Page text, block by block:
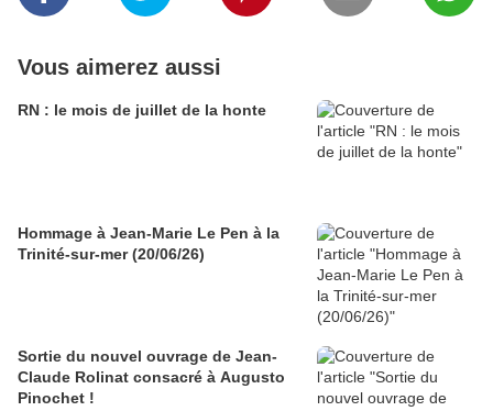
Vous aimerez aussi
RN : le mois de juillet de la honte
Hommage à Jean-Marie Le Pen à la
Trinité-sur-mer (20/06/26)
Sortie du nouvel ouvrage de Jean-
Claude Rolinat consacré à Augusto
Pinochet !